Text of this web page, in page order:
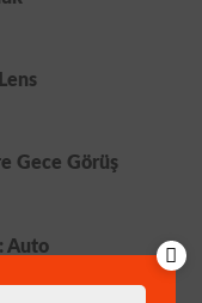
Lens
Gece Görüş
Auto
: Auto